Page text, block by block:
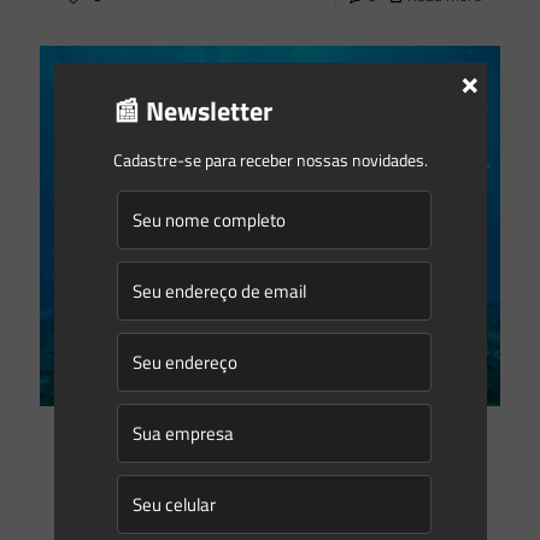
Saes Advogadoson
A participação do Tamar no licenciamento ambiental
Se você ver uma tartaruga olivaSe você ver uma tartaruga
📰 Newsletter
Cadastre-se para receber nossas novidades.
×